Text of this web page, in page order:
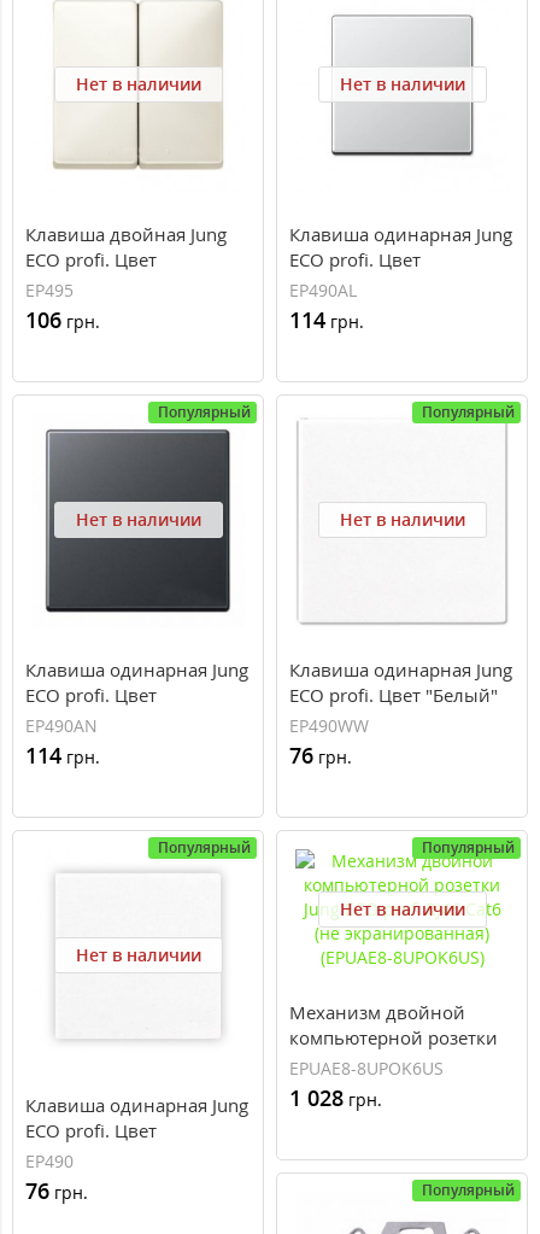
Нет в наличии
Клавиша двойная Jung
ECO profi. Цвет
"Слоновая Кость" (EP495)
EP495
106 грн.
Нет в наличии
Клавиша одинарная Jung
ECO profi. Цвет
"Алюминий" (EP490AL)
EP490AL
114 грн.
Популярный
Нет в наличии
Клавиша одинарная Jung
ECO profi. Цвет
"Антрацит" (EP490AN)
EP490AN
114 грн.
Популярный
Нет в наличии
Клавиша одинарная Jung
ECO profi. Цвет "Белый"
(EP490WW)
EP490WW
76 грн.
Популярный
Нет в наличии
Клавиша одинарная Jung
ECO profi. Цвет
"Слоновая Кость" (EP490)
EP490
76 грн.
Популярный
Нет в наличии
Механизм двойной
компьютерной розетки
Jung ECO profi RJ46 Cat6
(не экранированная)
(EPUAE8-8UPOK6US)
EPUAE8-8UPOK6US
1 028 грн.
Популярный